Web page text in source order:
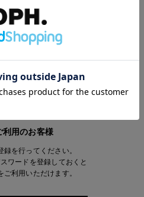
当ストアのアカウントを
客様はこちらより
ただけます。
利用のお客様
録を行ってください。
ワードを登録しておくと
利用いただけます。